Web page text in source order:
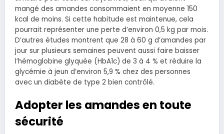
mangé des amandes consommaient en moyenne 150
kcal de moins. Si cette habitude est maintenue, cela
pourrait représenter une perte d’environ 0,5 kg par mois.
D’autres études montrent que 28 à 60 g d’amandes par
jour sur plusieurs semaines peuvent aussi faire baisser
l’hémoglobine glyquée (HbA1c) de 3 à 4 % et réduire la
glycémie à jeun d’environ 5,9 % chez des personnes
avec un diabète de type 2 bien contrôlé.
Adopter les amandes en toute
sécurité